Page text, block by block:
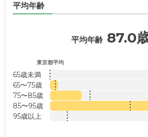
平均年齢
平均年齢 87.0
東京都平均
65歳未満
65〜75歳
75〜85歳
85〜95歳
95歳以上